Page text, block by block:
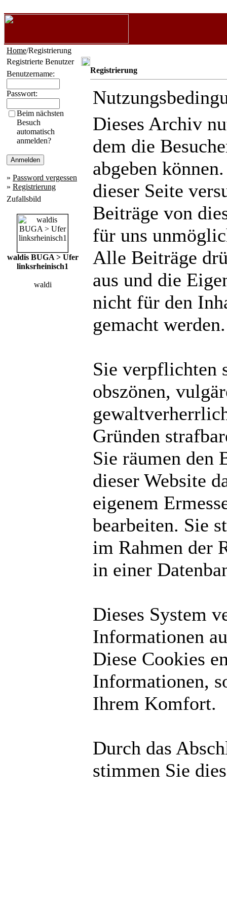
Home/Registrierung
Registrierte Benutzer
Benutzername:
Passwort:
Beim nächsten
Besuch
automatisch
anmelden?
» Password vergessen
» Registrierung
Zufallsbild
waldis BUGA > Ufer
linksrheinisch1
waldi
Registrierung
Dieses Archiv
dem die
abgeben
dieser Seite
Beiträge von
für uns
Alle Beiträge
aus und die
nicht für den
gemacht werden.
Sie verpflichten
obszönen,
Gründen
Sie räumen den
dieser Website
eigenem
bearbeiten. Sie
im Rahmen der
in einer
Dieses System
Informationen
Diese Cookies
Informationen,
Ihrem Komfort.
Durch das
stimmen Sie